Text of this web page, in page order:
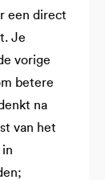
een direct
Je
vorige
betere
na
van het